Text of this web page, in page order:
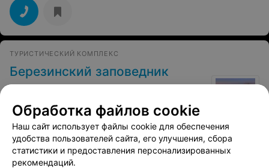
ТУРИСТИЧЕСКИЙ КОМПЛЕКС
Березинский заповедник
Обработка файлов cookie
Наш сайт использует файлы cookie для обеспечения
удобства пользователей сайта, его улучшения, сбора
статистики и предоставления персонализированных
рекомендаций.